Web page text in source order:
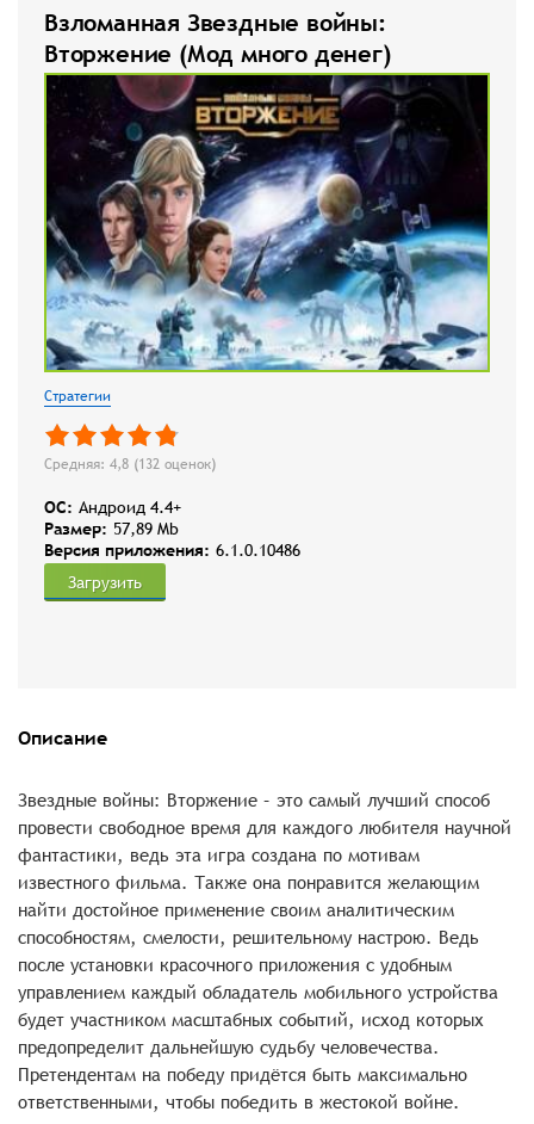
Взломанная Звездные войны:
Вторжение (Мод много денег)
Стратегии
Средняя: 4,8 (132 оценок)
OC: Андроид 4.4+
Размер: 57,89 Mb
Версия приложения: 6.1.0.10486
Загрузить
Описание
Звездные войны: Вторжение – это самый лучший способ
провести свободное время для каждого любителя научной
фантастики, ведь эта игра создана по мотивам
известного фильма. Также она понравится желающим
найти достойное применение своим аналитическим
способностям, смелости, решительному настрою. Ведь
после установки красочного приложения с удобным
управлением каждый обладатель мобильного устройства
будет участником масштабных событий, исход которых
предопределит дальнейшую судьбу человечества.
Претендентам на победу придётся быть максимально
ответственными, чтобы победить в жестокой войне.